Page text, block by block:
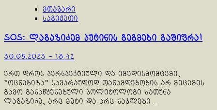
მთავარი
საგიჟეთი
SOS: ლაგაზიძემ პუტინის გეგმები გაშიფრა!
30.05.2023 - 18:42
ერთ დროს პერსპექტიული და იმედისმომცემი,
"ოცნებიზა" სავარაუდოდ თანამდებობის არ მიცემის
გამო განაწყენებული პოლიტოლოგი ხათუნა
ლაგაზიძე, არც მეტი და არც ნაკლები...